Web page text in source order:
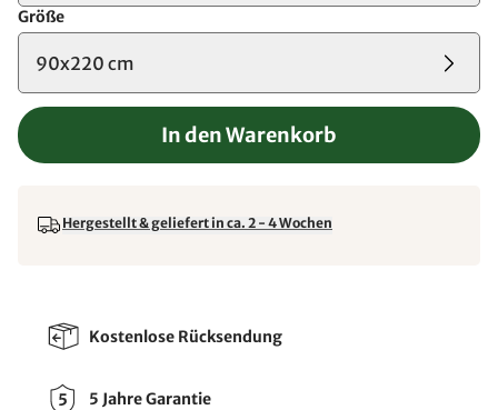
Größe
90x220 cm
In den Warenkorb
Hergestellt & geliefert in ca. 2 - 4 Wochen
Kostenlose Rücksendung
5 Jahre Garantie